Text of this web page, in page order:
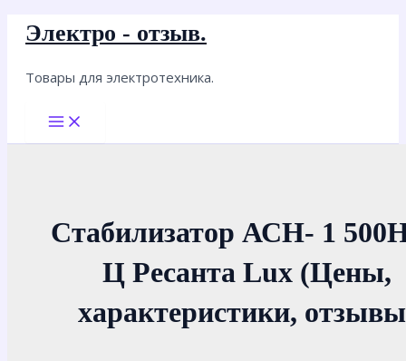
Перейти
содержимому
Электро - отзыв.
Товары для электротехника.
Main
Menu
Стабилизатор АСН- 1
Ц Ресанта Lux (Цены,
характеристики,